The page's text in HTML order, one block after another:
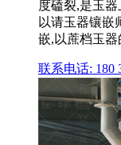
度磕裂,是玉
以请玉器镶嵌
嵌,以蔗档玉器
联系电话: 180